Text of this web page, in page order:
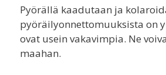
Pyörällä kaadutaan ja
pyöräilyonnettomuuksista on
ovat usein vakavimpia. Ne
maahan.